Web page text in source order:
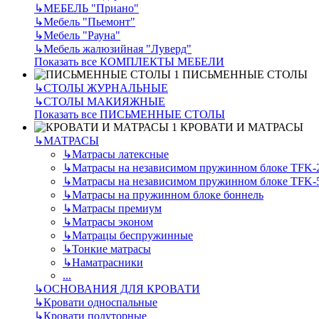
↳МЕБЕЛЬ "Приано"
↳Мебель "Пьемонт"
↳Мебель "Рауна"
↳Мебель жалюзийная "Луверд"
Показать все КОМПЛЕКТЫ МЕБЕЛИ
ПИСЬМЕННЫЕ СТОЛЫ
↳СТОЛЫ ЖУРНАЛЬНЫЕ
↳СТОЛЫ МАКИЯЖНЫЕ
Показать все ПИСЬМЕННЫЕ СТОЛЫ
КРОВАТИ И МАТРАСЫ
↳МАТРАСЫ
↳Матрасы латексные
↳Матрасы на независимом пружинном блоке TFK-
↳Матрасы на независимом пружинном блоке TFK-
↳Матрасы на пружинном блоке боннель
↳Матрасы премиум
↳Матрасы эконом
↳Матрацы беспружинные
↳Тонкие матрасы
↳Наматрасники
...
↳ОСНОВАНИЯ ДЛЯ КРОВАТИ
↳Кровати односпальные
↳Кровати полуторные